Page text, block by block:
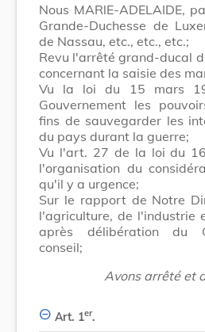
Nous MARlE-ADELAIDE,
Grande-Duchesse de
de Nassau, etc., etc., etc.;
Revu l'arrêté grand-ducal
concernant la saisie des
Vu la loi du 15 mars
Gouvernement les
fins de sauvegarder les
du pays durant la guerre;
Vu l'art. 27 de la loi du
l'organisation du
qu'il y a urgence;
Sur le rapport de Notre
l'agriculture, de l'industrie
après délibération du
conseil;
Avons arrêté et
Art. 1er.